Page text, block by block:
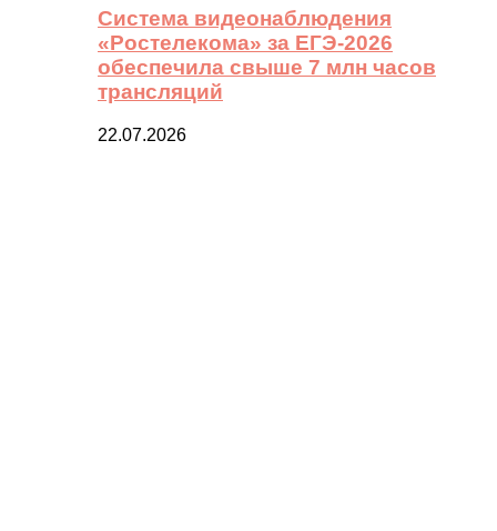
Система видеонаблюдения
«Ростелекома» за ЕГЭ-2026
обеспечила свыше 7 млн часов
трансляций
22.07.2026